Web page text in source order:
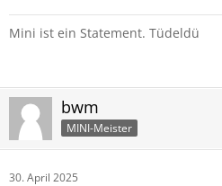
Mini ist ein Statement. Tüdeldü
bwm
MINI-Meister
30. April 2025